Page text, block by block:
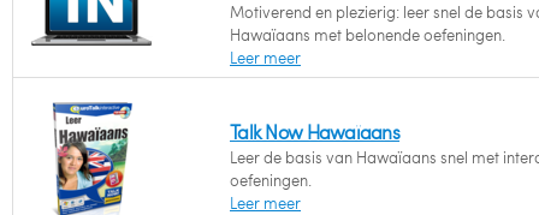
Motiverend en plezierig: leer snel de basis
Hawaïaans met belonende oefeningen.
Leer meer
Talk Now Hawaïaans
Leer de basis van Hawaïaans snel met
oefeningen.
Leer meer